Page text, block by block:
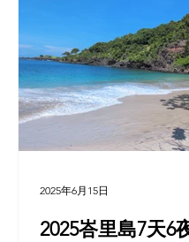
2025峇里島7天6
2025年6月15日